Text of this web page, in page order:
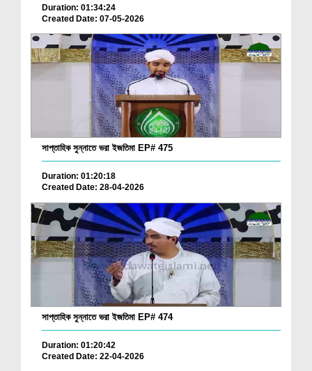
Duration: 01:34:24
Created Date: 07-05-2026
সাপ্তাহিক সুন্নাতে ভরা ইজতিমা EP# 475
Duration: 01:20:18
Created Date: 28-04-2026
সাপ্তাহিক সুন্নাতে ভরা ইজতিমা EP# 474
Duration: 01:20:42
Created Date: 22-04-2026